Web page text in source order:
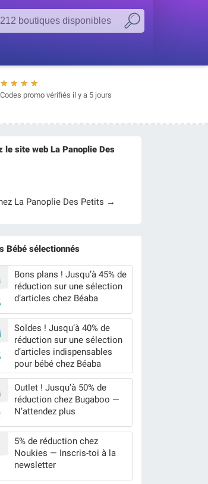
★
★
★
★
Codes promo vérifiés il y a 5 jours
le site web La Panoplie Des
La Panoplie Des Petits →
Bébé sélectionnés
Bons plans ! Jusqu’à 45% de
réduction sur une sélection
d’articles chez Béaba
Soldes ! Jusqu’à 40% de
réduction sur une sélection
d’articles indispensables
pour bébé chez Béaba
Outlet ! Jusqu’à 50% de
réduction chez Bugaboo —
N’attendez plus
5% de réduction chez
Noukies — Inscris-toi à la
newsletter